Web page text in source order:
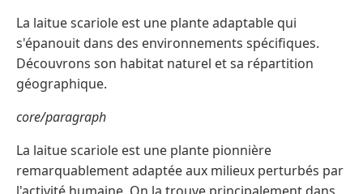
La laitue scariole est une plante adaptable qui
s'épanouit dans des environnements spécifiques.
Découvrons son habitat naturel et sa répartition
géographique.
core/paragraph
La laitue scariole est une plante pionnière
remarquablement adaptée aux milieux perturbés par